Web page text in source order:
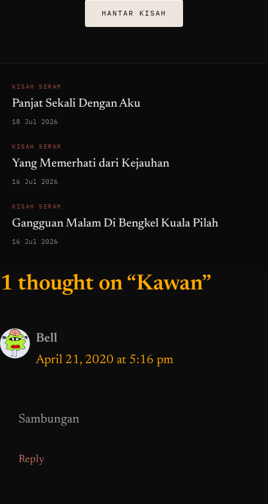
HANTAR KISAH
KISAH SERAM
Panjat Sekali Dengan Aku
18 Jul 2026
KISAH SERAM
Yang Memerhati dari Kejauhan
16 Jul 2026
KISAH SERAM
Gangguan Malam Di Bengkel Kuala Pilah
16 Jul 2026
1 thought on “Kawan”
Bell
April 21, 2020 at 5:16 pm
Sambungan
Reply